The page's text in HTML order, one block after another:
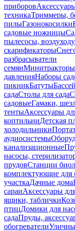
приборов
техникаТриммеры,
пилыГазонокосилки
садовые ножницы
пылесосы,
скарификаторы
разбрасыватели
семянМинитракторы
давленияНаборы
пикникБатуты
садаСтолы для сада
садовыеГамаки,
тентыАксессуары
коптильниДетская
холодильники
аудиосистемы
канализационные
насосы,
прудовСтанции
комплектующие для
участкаДачные дома
сараиАксессуары
ящики, таблички
птицДомики для
садаПруды,
обогреватели